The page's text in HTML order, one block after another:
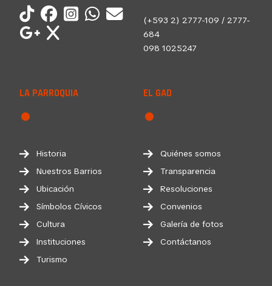
(+593 2) 2777-109 / 2777-
684
098 1025247
LA PARROQUIA
Historia
Nuestros Barrios
Ubicación
Símbolos Cívicos
Cultura
Instituciones
Turismo
EL GAD
Quiénes somos
Transparencia
Resoluciones
Convenios
Galería de fotos
Contáctanos